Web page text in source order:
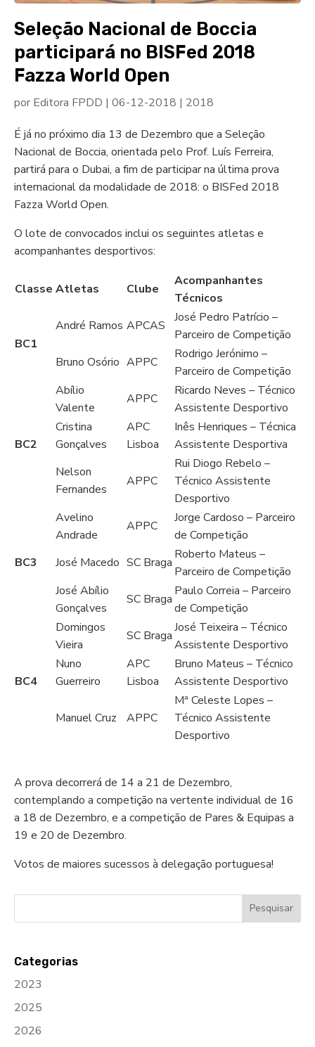
Seleção Nacional de Boccia
participará no BISFed 2018
Fazza World Open
por Editora FPDD | 06-12-2018 | 2018
É já no próximo dia 13 de Dezembro que a Seleção
Nacional de Boccia, orientada pelo Prof. Luís Ferreira,
partirá para o Dubai, a fim de participar na última prova
internacional da modalidade de 2018: o BISFed 2018
Fazza World Open.
O lote de convocados inclui os seguintes atletas e
acompanhantes desportivos:
Classe Atletas Clube
Acompanhantes
Técnicos
BC1
André Ramos APCAS
José Pedro Patrício –
Parceiro de Competição
Bruno Osório APPC
Rodrigo Jerónimo –
Parceiro de Competição
BC2
Abílio
Valente
APPC
Ricardo Neves – Técnico
Assistente Desportivo
Cristina
Gonçalves
APC
Lisboa
Inês Henriques – Técnica
Assistente Desportiva
Nelson
Fernandes
APPC
Rui Diogo Rebelo –
Técnico Assistente
Desportivo
BC3
Avelino
Andrade
APPC
Jorge Cardoso – Parceiro
de Competição
José Macedo SC Braga
Roberto Mateus –
Parceiro de Competição
José Abílio
Gonçalves
SC Braga
Paulo Correia – Parceiro
de Competição
BC4
Domingos
Vieira
SC Braga
José Teixeira – Técnico
Assistente Desportivo
Nuno
Guerreiro
APC
Lisboa
Bruno Mateus – Técnico
Assistente Desportivo
Manuel Cruz APPC
Mª Celeste Lopes –
Técnico Assistente
Desportivo
A prova decorrerá de 14 a 21 de Dezembro,
contemplando a competição na vertente individual de 16
a 18 de Dezembro, e a competição de Pares & Equipas a
19 e 20 de Dezembro.
Votos de maiores sucessos à delegação portuguesa!
Categorias
2023
2025
2026